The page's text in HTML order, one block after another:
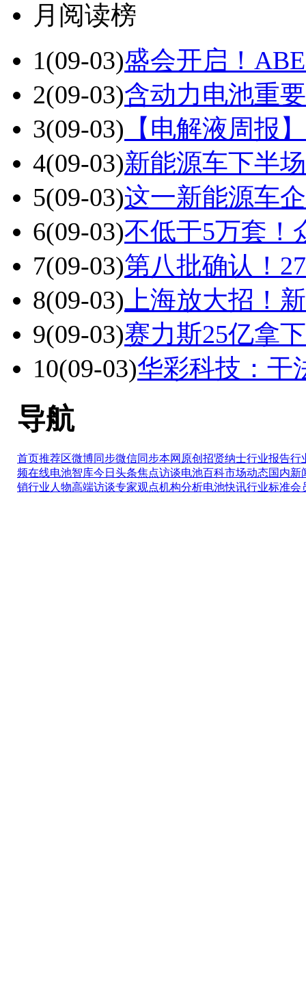
月阅读榜
1(09-03)盛会开启！
2(09-03)含动力电池重
3(09-03) 【电解液周报
4(09-03)新能源车下半
5(09-03)这一新能源车
6(09-03)不低于5万套！
7(09-03)第八批确认！
8(09-03) 上海放大招！
9(09-03)赛力斯25亿拿
10(09-03)华彩科技：干
导航
首页推荐区微博同步微信同步本网原创 招贤纳士行业报告行
频在线电池智库今日头条焦点访谈电池百科市场动态国内新
销行业人物高端访谈专家观点机构分析电池快讯行业标准会